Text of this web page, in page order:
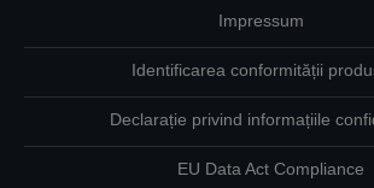
Impressum
Identificarea conformității
Declarație privind informațiile
EU Data Act Compliance